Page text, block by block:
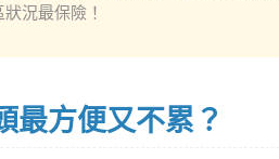
況最保險！
最方便又不累？